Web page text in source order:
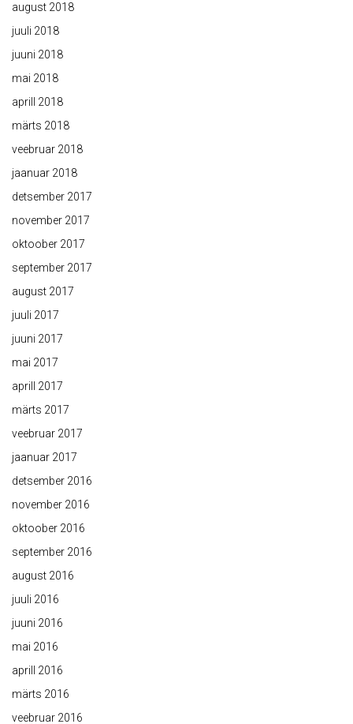
august 2018
juuli 2018
juuni 2018
mai 2018
aprill 2018
märts 2018
veebruar 2018
jaanuar 2018
detsember 2017
november 2017
oktoober 2017
september 2017
august 2017
juuli 2017
juuni 2017
mai 2017
aprill 2017
märts 2017
veebruar 2017
jaanuar 2017
detsember 2016
november 2016
oktoober 2016
september 2016
august 2016
juuli 2016
juuni 2016
mai 2016
aprill 2016
märts 2016
veebruar 2016